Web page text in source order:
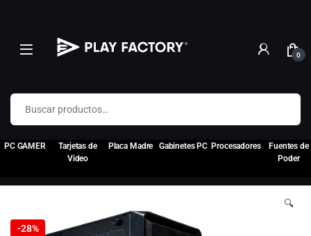
0
Buscar por:
PC GAMER
Tarjetas de
Video
Placa Madre Gabinetes PC Procesadores
Fuentes de
Poder
-28%
🔍